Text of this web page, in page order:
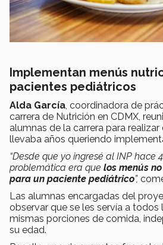
Implementan menús
pacientes pediátricos
Alda García, coordinadora de
carrera de Nutrición en CDMX,
alumnas de la carrera para
llevaba años queriendo
“Desde que yo ingresé al INP hace
problemática era que los menús
para un paciente pediátrico”,
Las alumnas encargadas del
observar que se les servía a todos
mismas porciones de comida,
su edad.